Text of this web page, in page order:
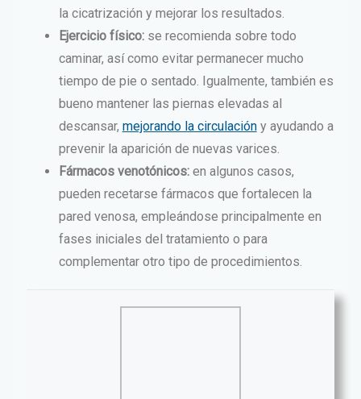
la cicatrización y mejorar los resultados.
Ejercicio físico: se recomienda sobre todo
caminar, así como evitar permanecer mucho
tiempo de pie o sentado. Igualmente, también es
bueno mantener las piernas elevadas al
descansar, mejorando la circulacióny ayudando a
prevenir la aparición de nuevas varices.
Fármacos venotónicos: en algunos casos,
pueden recetarse fármacos que fortalecen la
pared venosa, empleándose principalmente en
fases iniciales del tratamiento o para
complementar otro tipo de procedimientos.